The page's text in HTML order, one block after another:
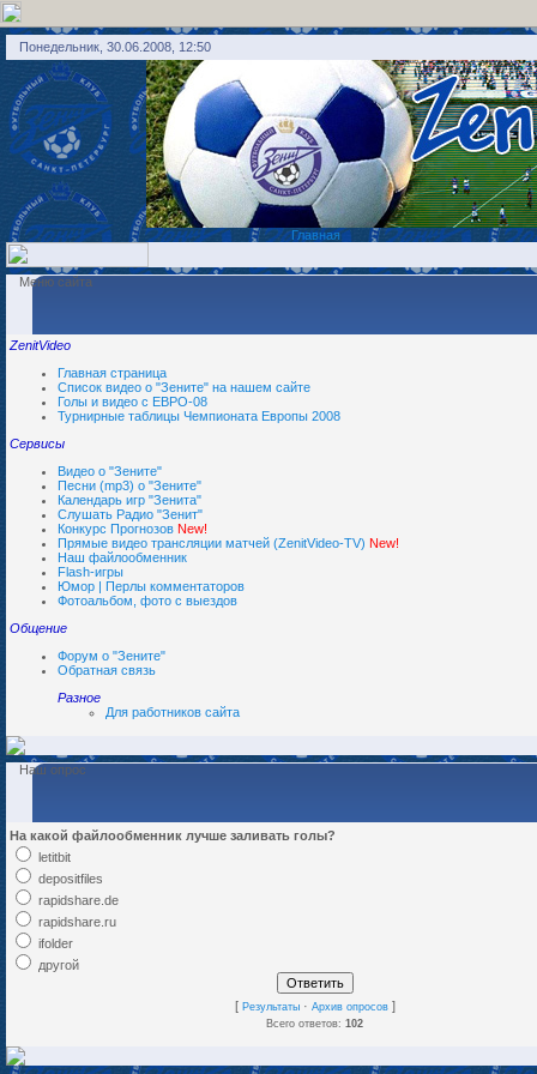
Понедельник, 30.06.2008, 12:50
Главная
Меню сайта
ZenitVideo
Главная страница
Список видео о "Зените" на нашем сайте
Голы и видео с ЕВРО-08
Турнирные таблицы Чемпионата Европы 2008
Сервисы
Видео о "Зените"
Песни (mp3) о "Зените"
Календарь игр "Зенита"
Слушать Радио "Зенит"
Конкурс Прогнозов New!
Прямые видео трансляции матчей (ZenitVideo-TV) New!
Наш файлообменник
Flash-игры
Юмор | Перлы комментаторов
Фотоальбом, фото с выездов
Общение
Форум о "Зените"
Обратная связь
Разное
Для работников сайта
Наш опрос
На какой файлообменник лучше заливать голы?
letitbit
depositfiles
rapidshare.de
rapidshare.ru
ifolder
другой
[ Результаты· Архив опросов]
Всего ответов: 102